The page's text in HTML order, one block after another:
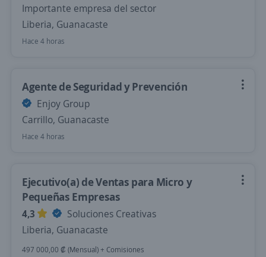
Importante empresa del sector
Liberia, Guanacaste
Hace 4 horas
Agente de Seguridad y Prevención
Enjoy Group
Carrillo, Guanacaste
Hace 4 horas
Ejecutivo(a) de Ventas para Micro y
Pequeñas Empresas
4,3
Soluciones Creativas
Liberia, Guanacaste
497 000,00 ₡ (Mensual) + Comisiones